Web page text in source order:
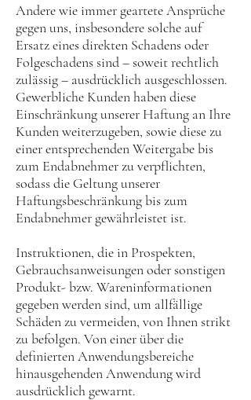
Andere wie immer geartete Ansprüche
gegen uns, insbesondere solche auf
Ersatz eines direkten Schadens oder
Folgeschadens sind – soweit rechtlich
zulässig – ausdrücklich ausgeschlossen.
Gewerbliche Kunden haben diese
Einschränkung unserer Haftung an Ihre
Kunden weiterzugeben, sowie diese zu
einer entsprechenden Weitergabe bis
zum Endabnehmer zu verpflichten,
sodass die Geltung unserer
Haftungsbeschränkung bis zum
Endabnehmer gewährleistet ist.
Instruktionen, die in Prospekten,
Gebrauchsanweisungen oder sonstigen
Produkt- bzw. Wareninformationen
gegeben werden sind, um allfällige
Schäden zu vermeiden, von Ihnen strikt
zu befolgen. Von einer über die
definierten Anwendungsbereiche
hinausgehenden Anwendung wird
ausdrücklich gewarnt.